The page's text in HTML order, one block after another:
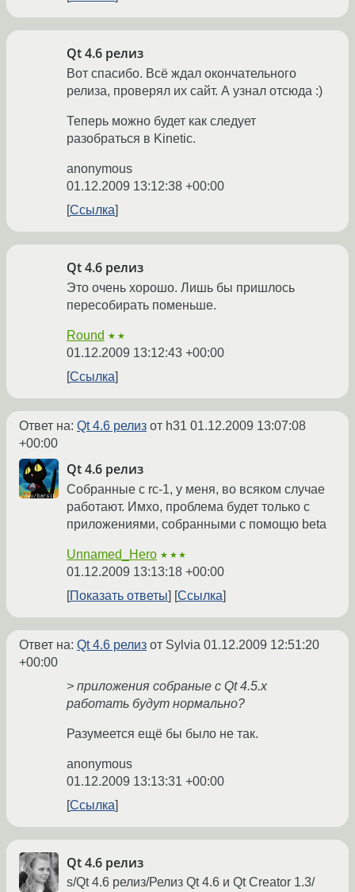
Qt 4.6 релиз
Вот спасибо. Всё ждал окончательного
релиза, проверял их сайт. А узнал отсюда :)
Теперь можно будет как следует
разобраться в Kinetic.
anonymous
01.12.2009 13:12:38 +00:00
Ссылка
Qt 4.6 релиз
Это очень хорошо. Лишь бы пришлось
пересобирать поменьше.
Round ★★
01.12.2009 13:12:43 +00:00
Ссылка
Ответ на: Qt 4.6 релиз от h31 01.12.2009 13:07:08
+00:00
Qt 4.6 релиз
Собранные с rc-1, у меня, во всяком случае
работают. Имхо, проблема будет только с
приложениями, собранными с помощю beta
Unnamed_Hero ★★★
01.12.2009 13:13:18 +00:00
Показать ответы
Ссылка
Ответ на: Qt 4.6 релиз от Sylvia 01.12.2009 12:51:20
+00:00
> приложения собраные с Qt 4.5.x
работать будут нормально?
Разумеется ещё бы было не так.
anonymous
01.12.2009 13:13:31 +00:00
Ссылка
Qt 4.6 релиз
s/Qt 4.6 релиз/Релиз Qt 4.6 и Qt Creator 1.3/